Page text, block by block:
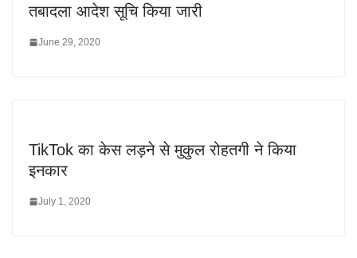
तबादला आदेश सूचि किया जारी
June 29, 2020
TikTok का केस लड़ने से मुकुल रोहतगी ने किया
इनकार
July 1, 2020